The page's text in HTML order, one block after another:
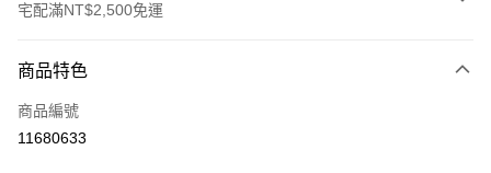
宅配滿NT$2,500免運
信用卡一次付款
LINE Pay
商品特色
商品編號
11680633